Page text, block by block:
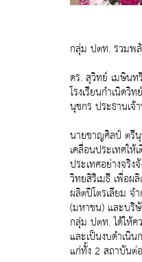
กลุ่ม ปตท. รวมพ
ดร. สุวิทย์ เมษินท
โรงเรียนกำเนิด
นุชกร ประธานเ
นายชาญศิลป์ ตรีนุ
เคลื่อนประเทศใ
ประเทศอย่างจริ
วิทยสิริเมธี เพื่อผ
ผลิตปิโตรเลียม
(มหาชน) และบริ
กลุ่ม ปตท. ได้ให้ค
และเป็นงบดำเนิ
แก่ทั้ง 2 สถาบันต่